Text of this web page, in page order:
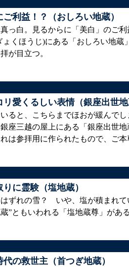
ご利益！？（おしろい地蔵）
っ白。見るからに「美白」のご
ょくほうじ)にある「おしろい地
が目立つ。
リ愛くるしい表情（銀座出世
ると、こちらまでほおが緩んで
座三越の屋上にある「銀座出世
は参拝用に作られたもので、ご
りに霊験（塩地蔵）
ずれの雪？ いや、塩が積まれて
”ともいわれる「塩地蔵尊」があ
代の救世主（首つぎ地蔵）